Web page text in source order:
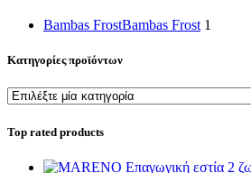
Bambas FrostBambas Frost 1
Κατηγορίες προϊόντων
Top rated products